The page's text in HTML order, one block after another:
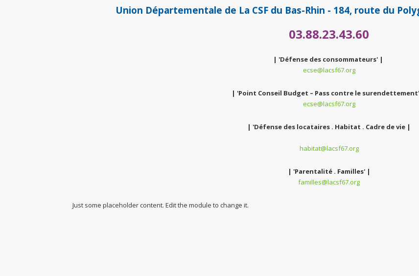
Union Départementale de La CSF du Bas-Rhin - 184, route du
03.88.23.43.60
| 'Défense des consommateurs' |
ecse@lacsf67.org
| 'Point Conseil Budget – Pass contre le
ecse@lacsf67.org
| 'Défense des locataires . Habitat . Cadre de vie |
habitat@lacsf67.org
| 'Parentalité . Familles' |
familles@lacsf67.org
Just some placeholder content. Edit the module to change it.